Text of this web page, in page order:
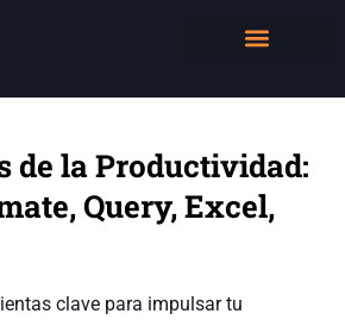
de la Productividad:
Query, Excel,
clave para impulsar tu